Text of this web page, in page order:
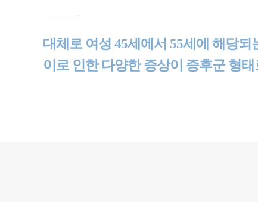
대체로 여성 45세에서 55세에 해당
이로 인한 다양한 증상이 증후군 형